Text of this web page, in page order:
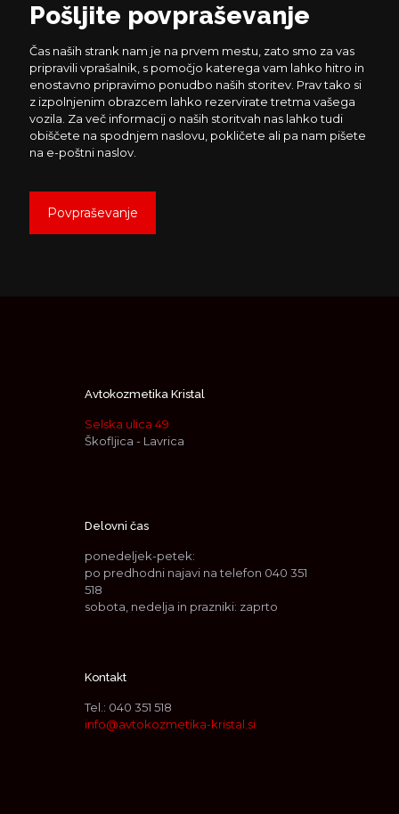
Pošljite povpraševanje
Čas naših strank nam je na prvem mestu, zato smo za vas
pripravili vprašalnik, s pomočjo katerega vam lahko hitro in
enostavno pripravimo ponudbo naših storitev. Prav tako si
z izpolnjenim obrazcem lahko rezervirate tretma vašega
vozila. Za več informacij o naših storitvah nas lahko tudi
obiščete na spodnjem naslovu, pokličete ali pa nam pišete
na e-poštni naslov.
Povpraševanje
Avtokozmetika Kristal
Selska ulica 49
Škofljica - Lavrica
Delovni čas
ponedeljek-petek:
po predhodni najavi na telefon 040 351
518
sobota, nedelja in prazniki: zaprto
Kontakt
Tel.: 040 351 518
info@avtokozmetika-kristal.si